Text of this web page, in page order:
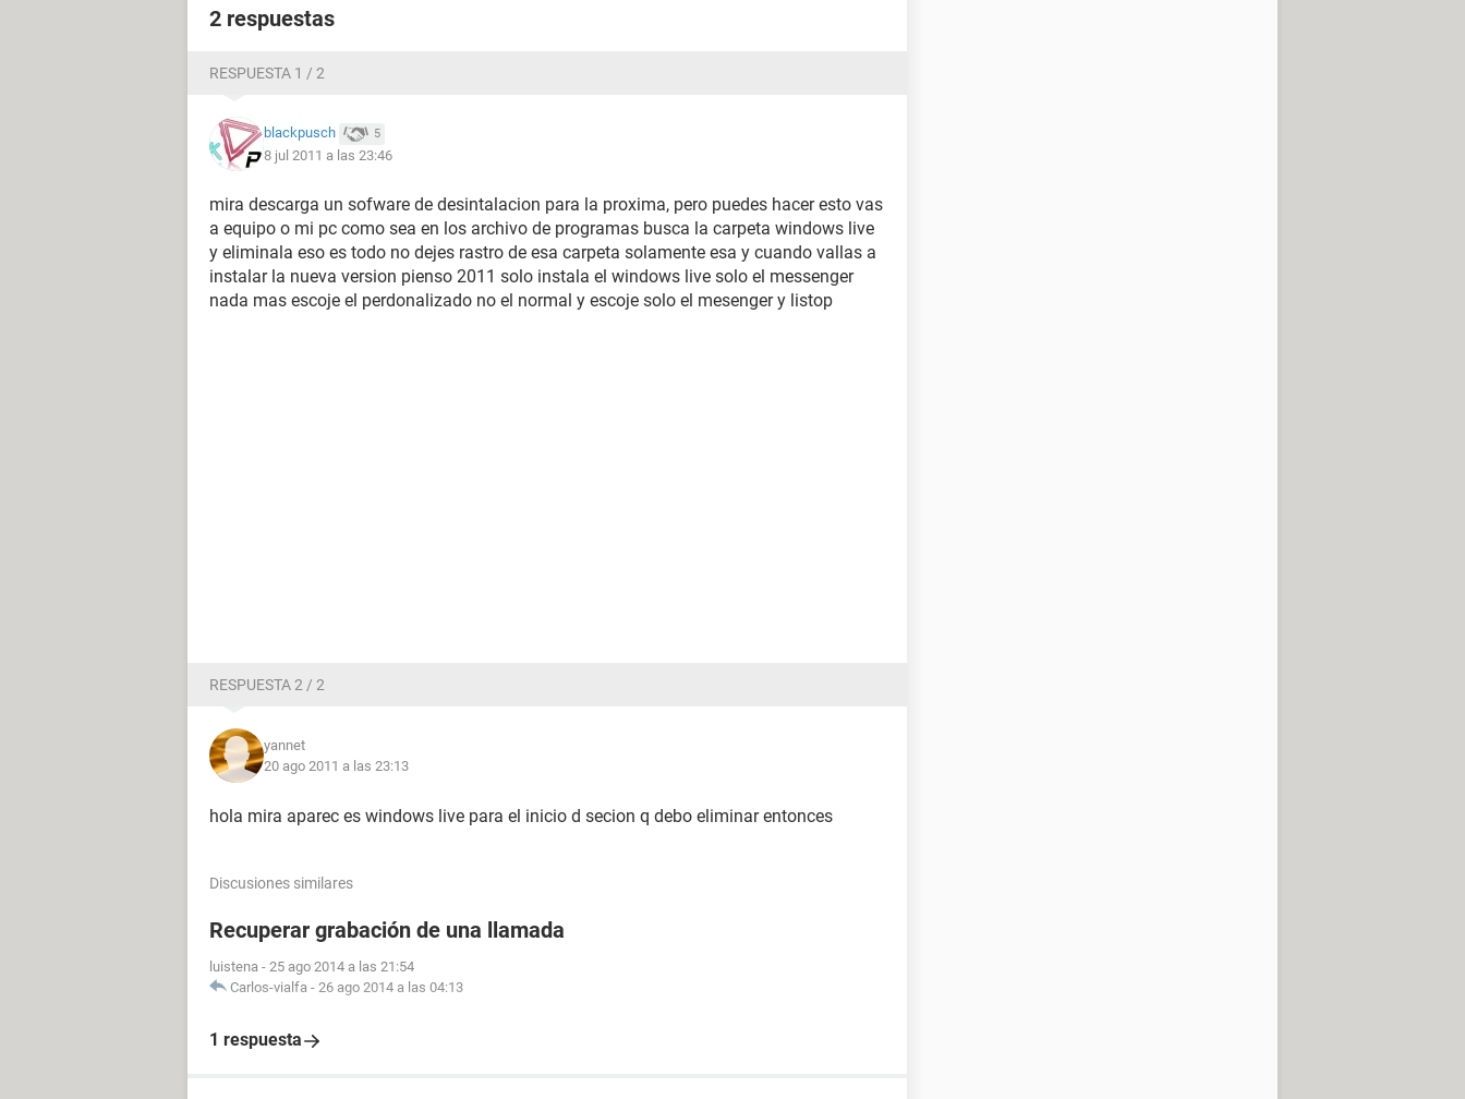
2 respuestas
RESPUESTA 1 / 2
blackpusch 5
8 jul 2011 a las 23:46
mira descarga un sofware de desintalacion para la proxima, pero puedes hacer esto vas
a equipo o mi pc como sea en los archivo de programas busca la carpeta windows live
y eliminala eso es todo no dejes rastro de esa carpeta solamente esa y cuando vallas a
instalar la nueva version pienso 2011 solo instala el windows live solo el messenger
nada mas escoje el perdonalizado no el normal y escoje solo el mesenger y listop
RESPUESTA 2 / 2
yannet
20 ago 2011 a las 23:13
hola mira aparec es windows live para el inicio d secion q debo eliminar entonces
Discusiones similares
Recuperar grabación de una llamada
luistena - 25 ago 2014 a las 21:54
Carlos-vialfa - 26 ago 2014 a las 04:13
1 respuesta